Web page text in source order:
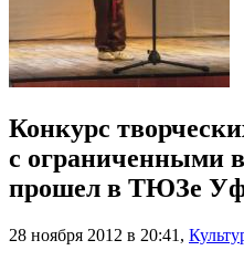
Конкурс
с ограниченными
прошел в ТЮЗе
28 ноября 2012 в 20:41 ,